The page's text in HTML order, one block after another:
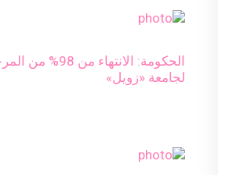
الحكومة: الانتهاء من
لجامعة «زويل»